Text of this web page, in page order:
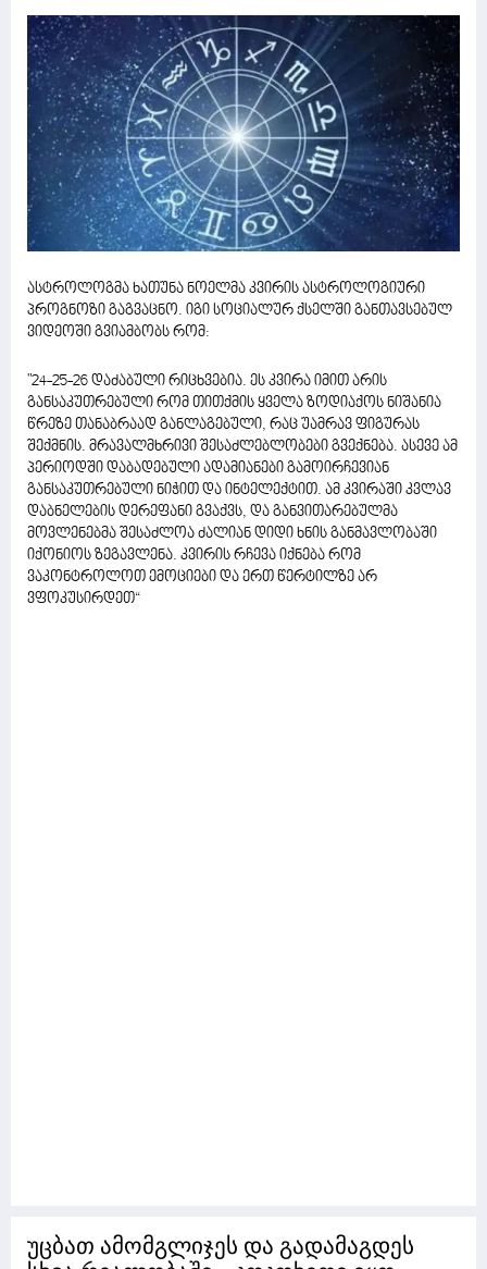
ასტროლოგმა ხათუნა ნოელმა კვირის ასტროლოგიური
პროგნოზი გაგვაცნო. იგი სოციალურ ქსელში განთავსებულ
ვიდეოში გვიამბობს რომ:
"24-25-26 დაძაბული რიცხვებია. ეს კვირა იმით არის
განსაკუთრებული რომ თითქმის ყველა ზოდიაქოს ნიშანია
წრეზე თანაბრაად განლაგებული, რაც უამრავ ფიგურას
შექმნის. მრავალმხრივი შესაძლებლობები გვექნება. ასევე ამ
პერიოდში დაბადებული ადამიანები გამოირჩევიან
განსაკუთრებული ნიჭით და ინტელექტით. ამ კვირაში კვლავ
დაბნელების დერეფანი გვაქვს, და განვითარებულმა
მოვლენებმა შესაძლოა ძალიან დიდი ხნის განმავლობაში
იქონიოს ზეგავლენა. კვირის რჩევა იქნება რომ
ვაკონტროლოთ ემოციები და ერთ წერტილზე არ
ვფოკუსირდეთ“
უცბათ ამომგლიჯეს და გადამაგდეს